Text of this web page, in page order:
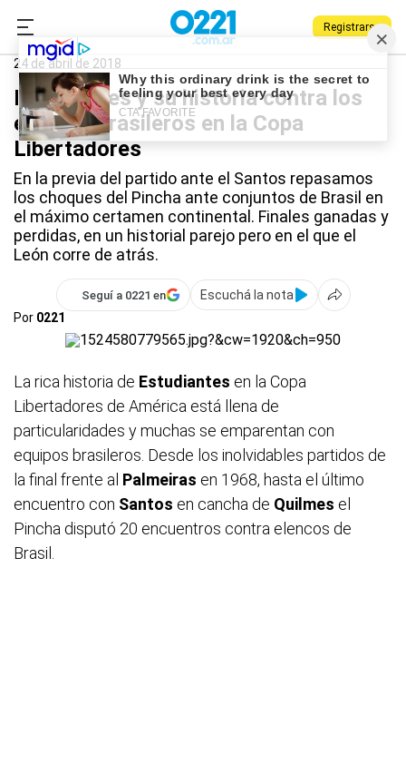
Registrarse
0221.com.ar
EDLP
24 de abril de 2018
Estudiantes y su historia contra los
equipos brasileros en la Copa
Libertadores
En la previa del partido ante el Santos repasamos
los choques del Pincha ante conjuntos de Brasil en
el máximo certamen continental. Finales ganadas y
perdidas, en un historial parejo pero en el que el
León corre de atrás.
Seguí a 0221 en
Escuchá la nota
Por 0221
La rica historia de Estudiantes en la Copa
Libertadores de América está llena de
particularidades y muchas se emparentan con
equipos brasileros. Desde los inolvidables partidos de
la final frente al Palmeiras en 1968, hasta el último
encuentro con Santos en cancha de Quilmes el
Pincha disputó 20 encuentros contra elencos de
Brasil.